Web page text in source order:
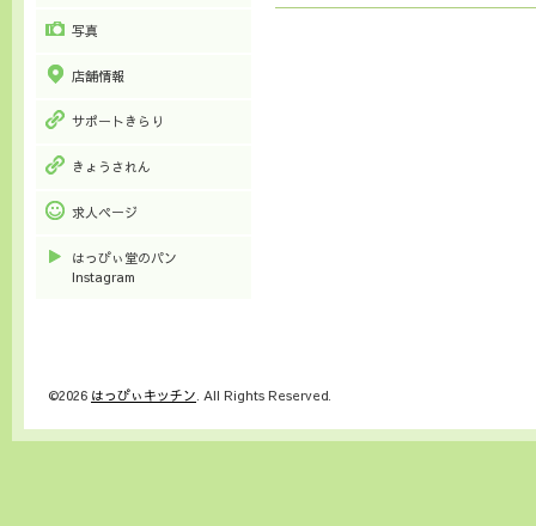
写真
店舗情報
サポートきらり
きょうされん
求人ページ
はっぴぃ堂のパン
Instagram
©2026 はっぴぃキッチン. All Rights Reserved.